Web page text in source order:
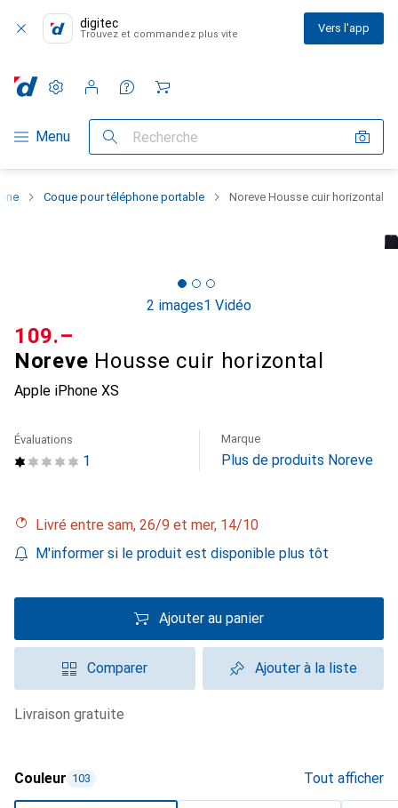
digitec
Trouvez et commandez plus vite Vers l'app
Navigation par catégorie
Menu Recherche
Paramètres
Compte client
Listes de comparaison
Listes d'envies
Panier
Coque pour téléphone portable Noreve Housse cuir horizontal
2 images1 Vidéo
Noreve Housse cuir horizontal
Apple iPhone XS
CHF
109.–
1
Évaluations Marque
Plus de produits Noreve
Livré entre sam, 26/9 et mer, 14/10
M'informer si le produit est disponible plus tôt
Ajouter au panier
Comparer Ajouter à la liste
livraison gratuite
Couleur 103 Tout afficher